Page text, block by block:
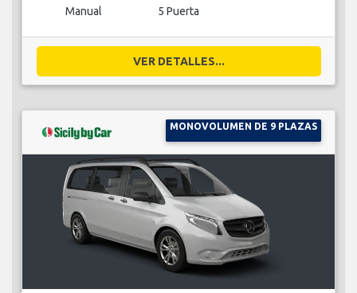
Manual 5 Puerta
VER DETALLES...
MONOVOLUMEN DE 9 PLAZAS